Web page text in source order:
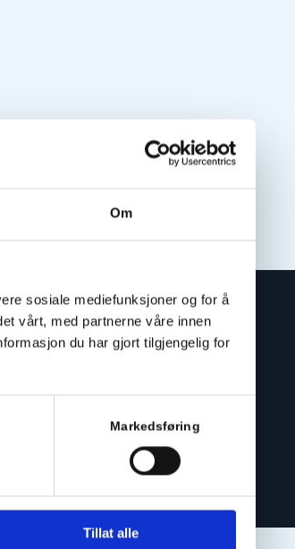
Om
sosiale mediefunksjoner og for å
vårt, med partnerne våre innen
du har gjort tilgjengelig for
Markedsføring
Tillat alle
råd
her